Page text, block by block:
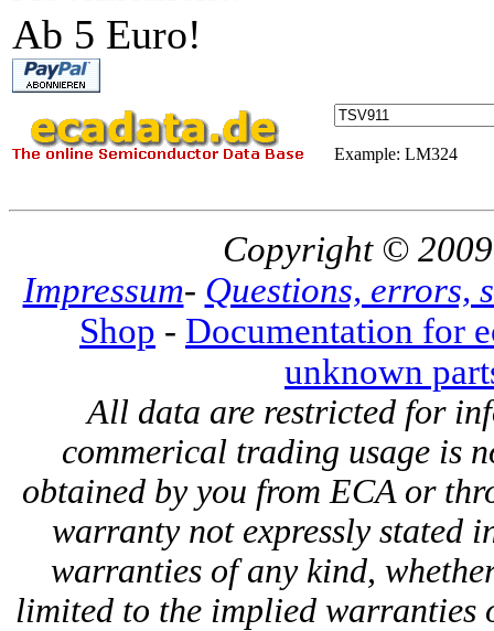
Ab 5 Euro!
Example: LM324
Copyright ©
Impressum- Questions, errors,
Shop - Documentation for
unknown
All data are restricted for
commerical trading usage is
obtained by you from ECA or
warranty not expressly stated
warranties of any kind,
limited to the implied warranties